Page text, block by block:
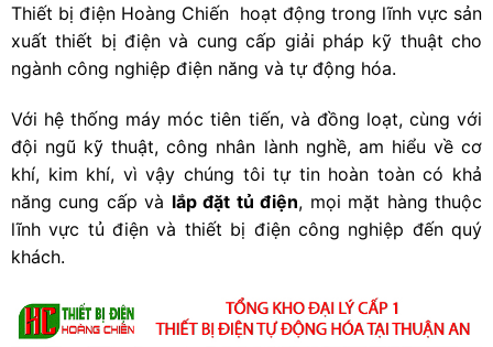
Thiết bị điện Hoàng Chiến hoạt động trong lĩnh vực sản
xuất thiết bị điện và cung cấp giải pháp kỹ thuật cho
ngành công nghiệp điện năng và tự động hóa.
Với hệ thống máy móc tiên tiến, và đồng loạt, cùng với
đội ngũ kỹ thuật, công nhân lành nghề, am hiểu về cơ
khí, kim khí, vì vậy chúng tôi tự tin hoàn toàn có khả
năng cung cấp và lắp đặt tủ điện, mọi mặt hàng thuộc
lĩnh vực tủ điện và thiết bị điện công nghiệp đến quý
khách.